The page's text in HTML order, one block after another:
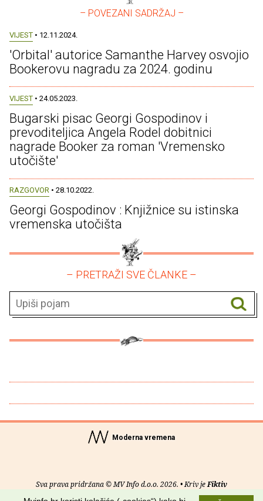
– POVEZANI SADRŽAJ –
VIJEST • 12.11.2024.
'Orbital' autorice Samanthe Harvey osvojio
Bookerovu nagradu za 2024. godinu
VIJEST • 24.05.2023.
Bugarski pisac Georgi Gospodinov i
prevoditeljica Angela Rodel dobitnici
nagrade Booker za roman 'Vremensko
utočište'
RAZGOVOR • 28.10.2022.
Georgi Gospodinov : Knjižnice su istinska
vremenska utočišta
– PRETRAŽI SVE ČLANKE –
Moderna vremena
Sva prava pridržana © MV Info d.o.o. 2026. • Kriv jeFiktiv